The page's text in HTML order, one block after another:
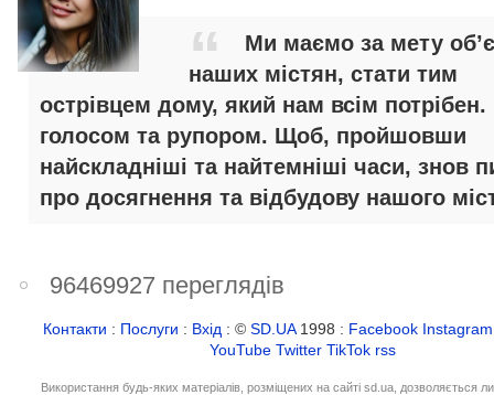
Ми маємо за мету
наших містян, стати тим
острівцем дому, який нам всім потрібен.
голосом та рупором. Щоб, пройшовши
найскладніші та найтемніші часи, знов
про досягнення та відбудову нашого
96469927 переглядів
Контакти : Послуги : Вхід : ©SD.UA1998 : Facebook Instagram
YouTube Twitter TikTok rss
Використання будь-яких матеріалів, розміщених на сайті sd.ua, дозволяється